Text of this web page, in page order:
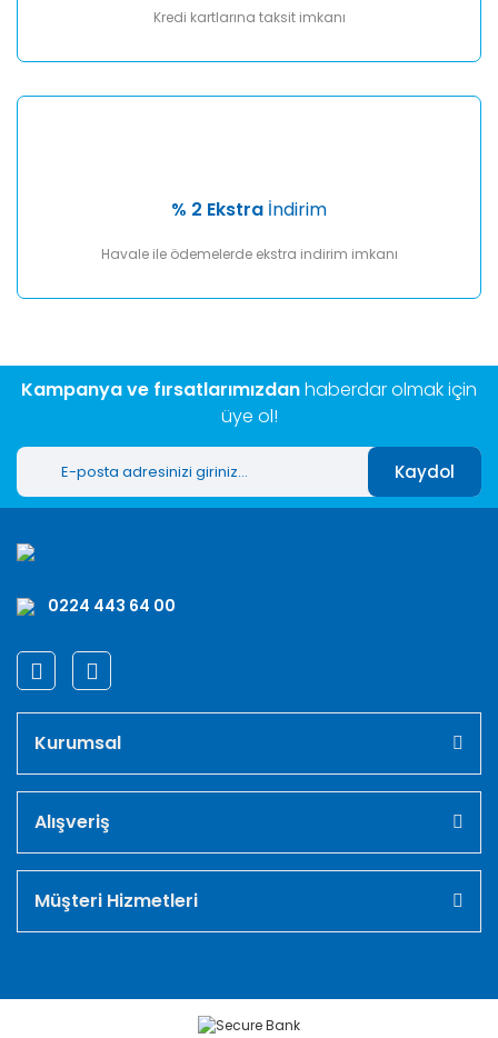
Kredi kartlarına taksit imkanı
% 2 Ekstra İndirim
Havale ile ödemelerde ekstra indirim imkanı
Kampanya ve fırsatlarımızdanhaberdar olmak için
üye ol!
Kaydol
0224 443 64 00
Kurumsal
Alışveriş
Müşteri Hizmetleri